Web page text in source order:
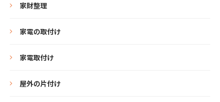
家財整理
家電の取付け
家電取付け
屋外の片付け